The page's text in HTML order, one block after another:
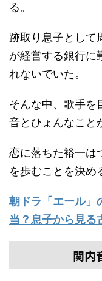
る。
跡取り息子として
が経営する銀行に
れないでいた。
そんな中、歌手を
音とひょんなこと
恋に落ちた裕一は
を歩むことを決め
朝ドラ「エール」
当？息子から見る
関内